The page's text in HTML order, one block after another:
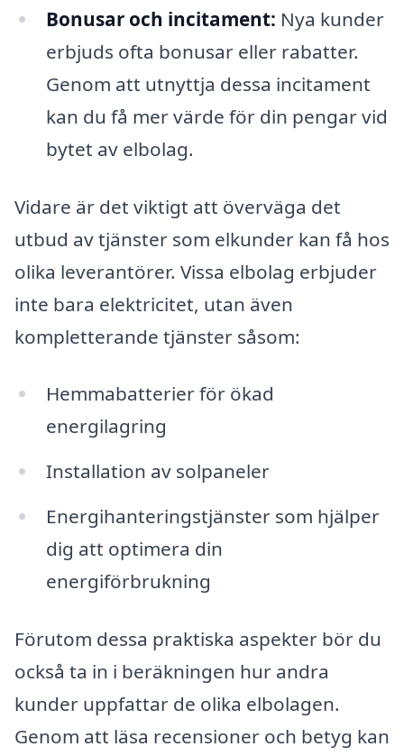
Bonusar och incitament: Nya kunder
erbjuds ofta bonusar eller rabatter.
Genom att utnyttja dessa incitament
kan du få mer värde för din pengar vid
bytet av elbolag.
Vidare är det viktigt att överväga det
utbud av tjänster som elkunder kan få hos
olika leverantörer. Vissa elbolag erbjuder
inte bara elektricitet, utan även
kompletterande tjänster såsom:
Hemmabatterier för ökad
energilagring
Installation av solpaneler
Energihanteringstjänster som hjälper
dig att optimera din
energiförbrukning
Förutom dessa praktiska aspekter bör du
också ta in i beräkningen hur andra
kunder uppfattar de olika elbolagen.
Genom att läsa recensioner och betyg kan